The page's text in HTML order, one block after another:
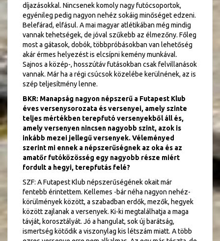
díjazásokkal. Nincsenek komoly nagy futócsoportok,
egyénileg pedig nagyon nehéz sokáig minőséget edzeni.
Belefárad, elfásul. A mai magyar atlétikában még mindig
vannak tehetségek, de jóval szűkebb az élmezőny. Főleg
most a gátasok, dobók, többpróbásokban van lehetőség
akár érmes helyezést is elcsípni kemény munkával.
Sajnos a közép-, hosszútáv futásokban csak felvillanások
vannak. Már ha a régi csúcsok közelébe kerülnének, az is
szép teljesítmény lenne.
BKR: Manapság nagyon népszerű a Futapest Klub
éves versenysorozata és versenyei, amely szinte
teljes mértékben terepfutó versenyekből áll és,
amely versenyen nincsen nagyobb szint, azok is
inkább mezei jellegű versenyek. Véleményed
szerint mi ennek a népszerűségnek az oka és az
amatőr futóközösség egy nagyobb része miért
fordult a hegyi, terepfutás felé?
SZF: A Futapest Klub népszerűségének okait már
fentebb érintettem. Kellemes -bár néha nagyon nehéz-
körülmények között, a szabadban erdők, mezők, hegyek
között zajlanak a versenyek. Ki-ki megtalálhatja a maga
távját, korosztályát. Jó a hangulat, sok új barátság,
ismertség kötődik a viszonylag kis létszám miatt. A több